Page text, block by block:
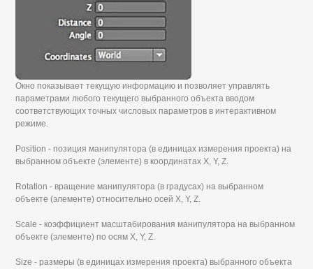
Окно показывает текущую информацию и позволяет управлять
параметрами любого текущего выбранного объекта вводом
соответствующих точных числовых параметров в интерактивном
режиме.
Position - позиция манипулятора (в единицах измерения проекта) на
выбранном объекте (элементе) в координатах X, Y, Z.
Rotation - вращение манипулятора (в градусах) на выбранном
объекте (элементе) относительно осей X, Y, Z.
Scale - коэффициент масштабирования манипулятора на выбранном
объекте (элементе) по осям X, Y, Z.
Size - размеры (в единицах измерения проекта) выбранного объекта